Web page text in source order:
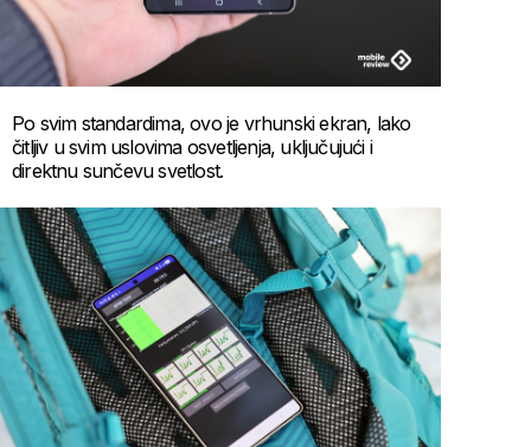
Po svim standardima, ovo je vrhunski ekran, lako
čitljiv u svim uslovima osvetljenja, uključujući i
direktnu sunčevu svetlost.